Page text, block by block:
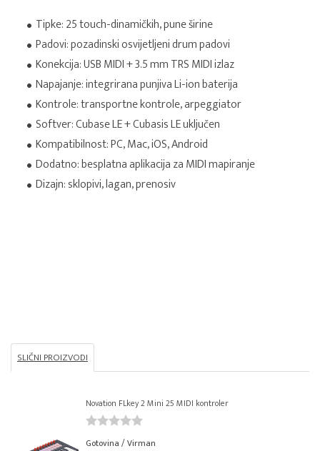
Tipke: 25 touch-dinamičkih, pune širine
Padovi: pozadinski osvijetljeni drum padovi
Konekcija: USB MIDI + 3.5 mm TRS MIDI izlaz
Napajanje: integrirana punjiva Li-ion baterija
Kontrole: transportne kontrole, arpeggiator
Softver: Cubase LE + Cubasis LE uključen
Kompatibilnost: PC, Mac, iOS, Android
Dodatno: besplatna aplikacija za MIDI mapiranje
Dizajn: sklopivi, lagan, prenosiv
SLIČNI PROIZVODI
Novation FLkey 2 Mini 25 MIDI kontroler
Gotovina / Virman